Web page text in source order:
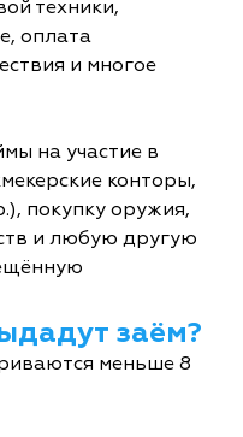
техники,
оплата
и многое
на участие в
конторы,
покупку оружия,
и любую другую
заём?
меньше 8